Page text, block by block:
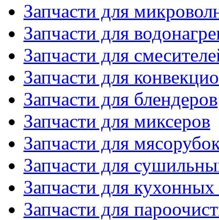
Запчасти для
Запчасти для
Запчасти для
Запчасти для
Запчасти для блендеров
Запчасти для миксеров
Запчасти для
Запчасти для
Запчасти для
Запчасти для